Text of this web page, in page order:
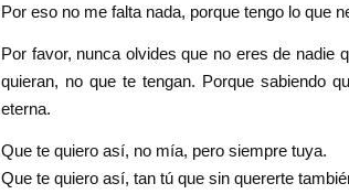
Por eso no me falta nada, porque tengo lo que
Por favor, nunca olvides que no eres de nadie
quieran, no que te tengan. Porque sabiendo
eterna.
Que te quiero así, no mía, pero siempre tuya.
Que te quiero así, tan tú que sin quererte